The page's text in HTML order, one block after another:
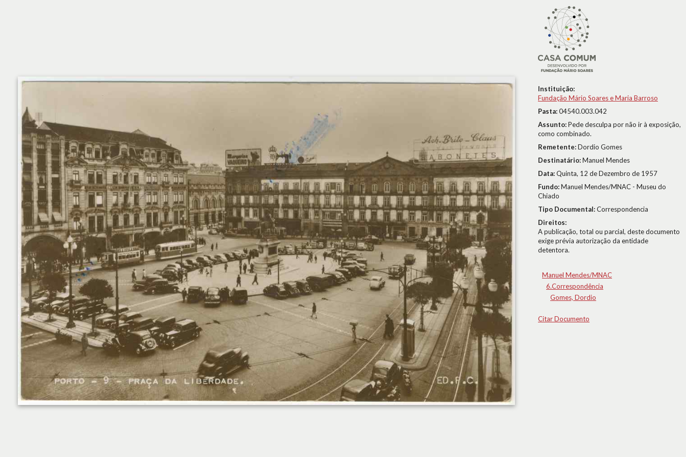
Instituição:
Fundação Mário Soares e Maria Barroso
Pasta:04540.003.042
Assunto:Pede desculpa por não ir à exposição,
como combinado.
Remetente:Dordio Gomes
Destinatário:Manuel Mendes
Data:Quinta, 12 de Dezembro de 1957
Fundo:Manuel Mendes/MNAC - Museu do
Chiado
Tipo Documental:Correspondencia
Direitos:
A publicação, total ou parcial, deste documento
exige prévia autorização da entidade
detentora.
Manuel Mendes/MNAC
6.Correspondência
Gomes, Dordio
Citar Documento